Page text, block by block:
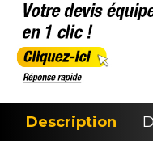
Description